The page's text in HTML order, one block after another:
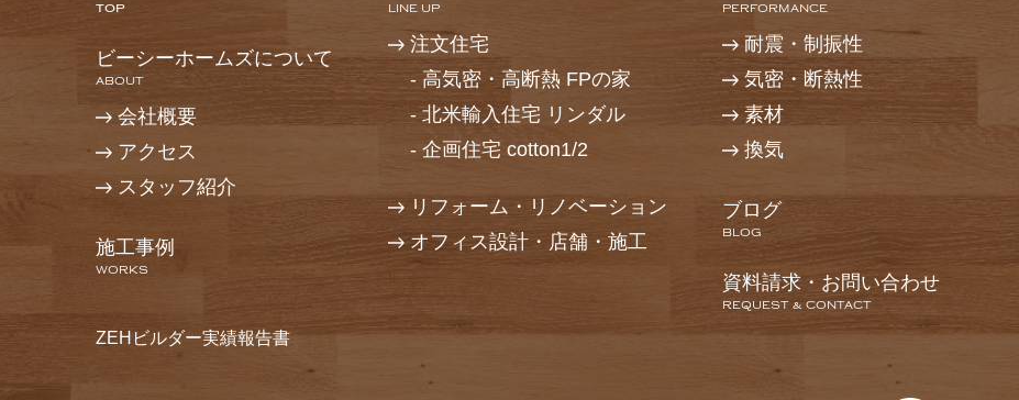
TOP
ビーシーホームズについて
ABOUT
会社概要
アクセス
スタッフ紹介
施工事例
WORKS
LINE UP
注文住宅
- 高気密・高断熱 FPの家
-北米輸入住宅 リンダル
- 企画住宅 cotton1/2
リフォーム・リノベーション
オフィス設計・店舗・施工
PERFORMANCE
耐震・制振性
気密・断熱性
素材
換気
ブログ
BLOG
資料請求・お問い合わせ
REQUEST & CONTACT
ZEHビルダー実績報告書